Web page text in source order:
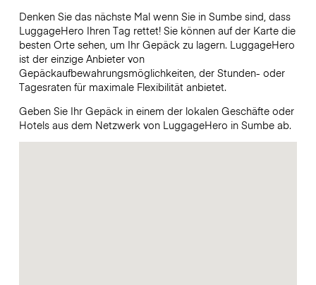
Denken Sie das nächste Mal wenn Sie in Sumbe sind, dass
LuggageHero Ihren Tag rettet! Sie können auf der Karte die
besten Orte sehen, um Ihr Gepäck zu lagern. LuggageHero
ist der einzige Anbieter von
Gepäckaufbewahrungsmöglichkeiten, der Stunden- oder
Tagesraten für maximale Flexibilität anbietet.
Geben Sie Ihr Gepäck in einem der lokalen Geschäfte oder
Hotels aus dem Netzwerk von LuggageHero in Sumbe ab.